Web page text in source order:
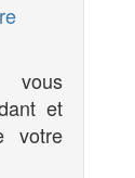
vous
et
votre